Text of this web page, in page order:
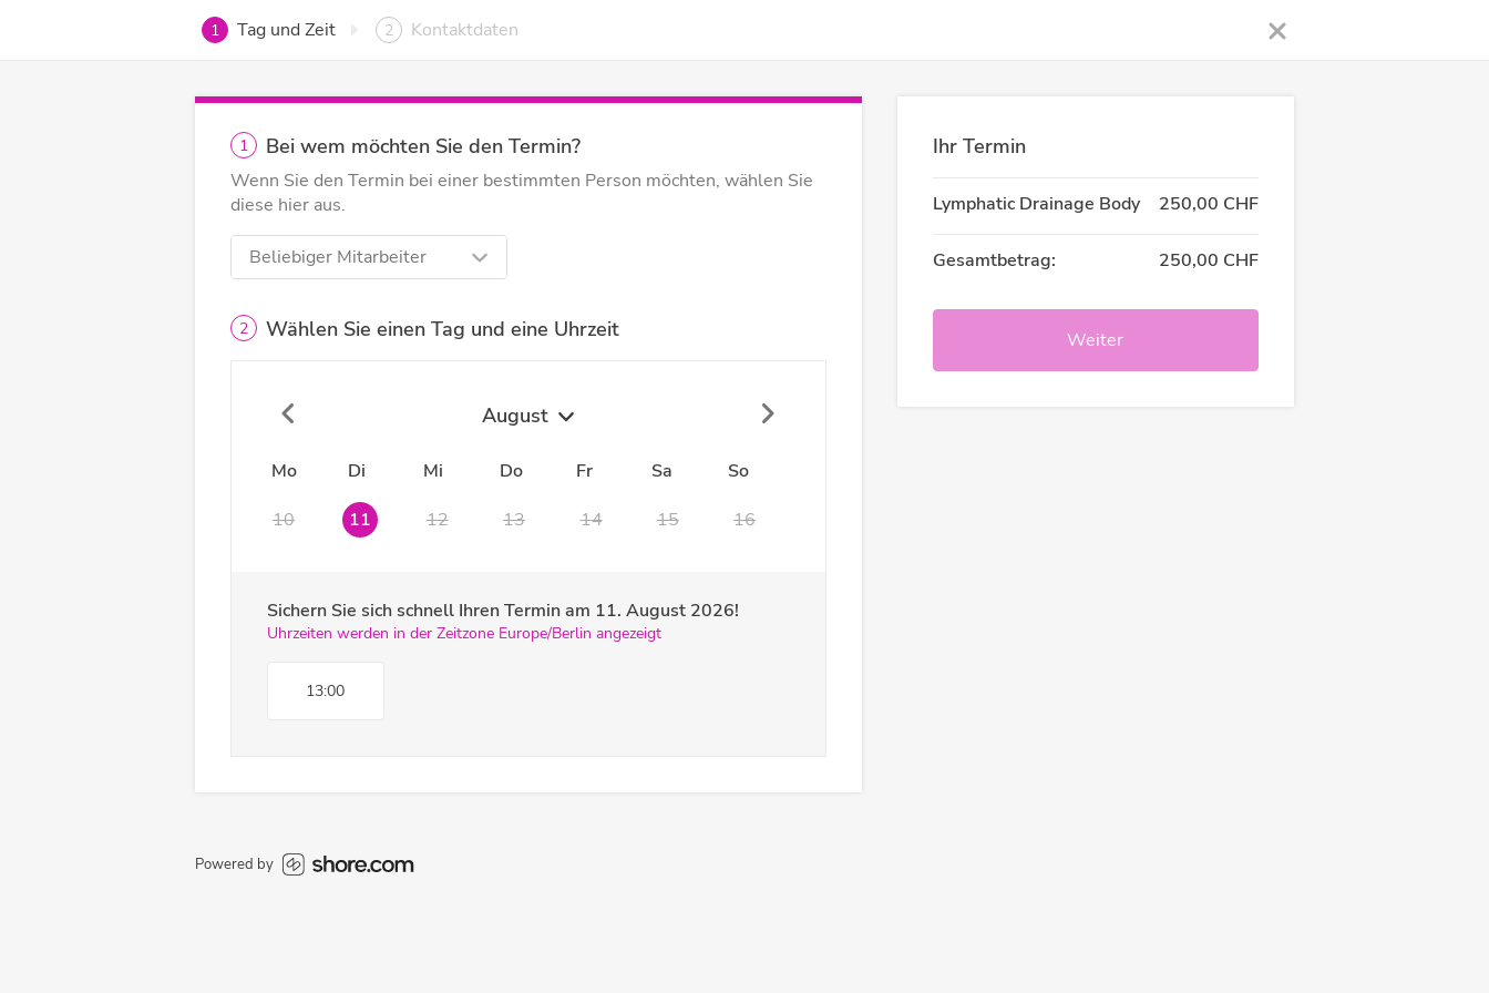
1 Tag und Zeit 2 Kontaktdaten
1 Bei wem möchten Sie den Termin?
Wenn Sie den Termin bei einer bestimmten Person möchten, wählen Sie
diese hier aus.
Beliebiger Mitarbeiter
2 Wählen Sie einen Tag und eine Uhrzeit
August
Mo Di Mi Do Fr Sa
So
10
11 12 13 14 15 16
Sichern Sie sich schnell Ihren Termin am 11. August 2026!
Uhrzeiten werden in der Zeitzone Europe/Berlin angezeigt
13:00
Ihr Termin
Lymphatic Drainage Body 250,00 CHF
Gesamtbetrag: 250,00 CHF
Weiter
Powered by